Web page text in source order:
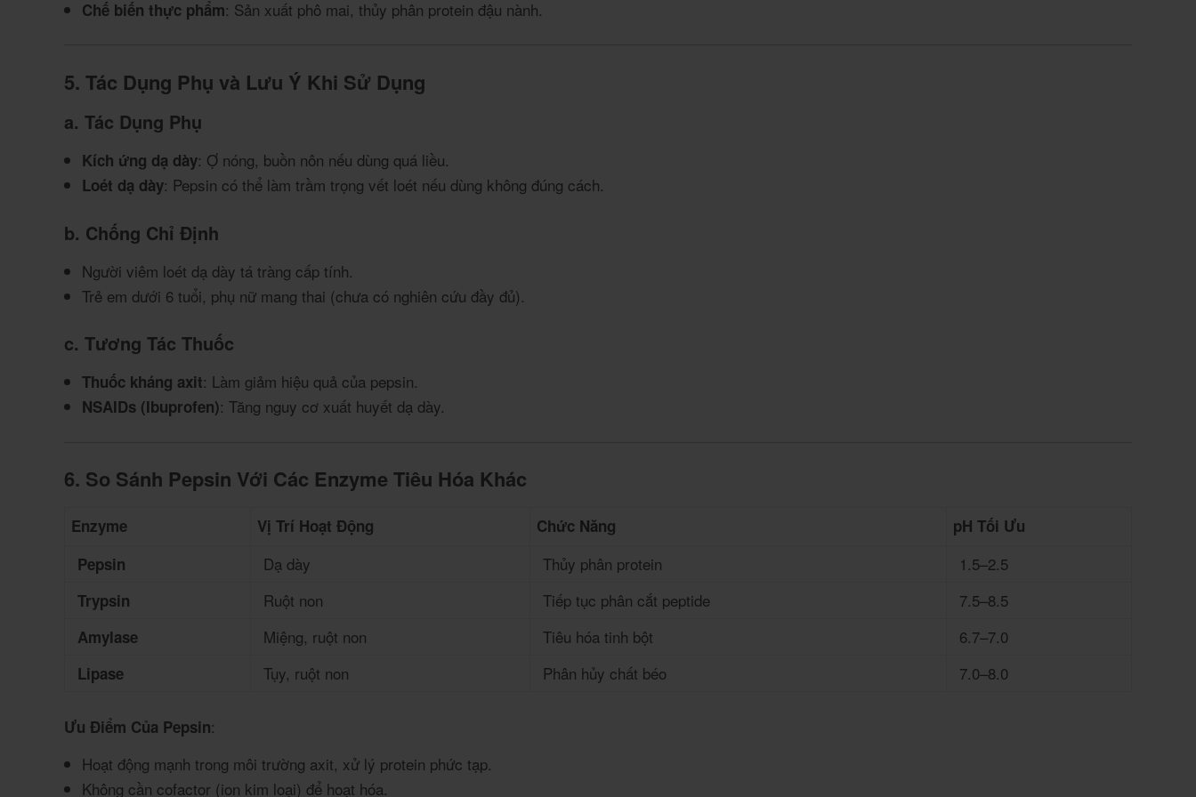
Chế biến thực phẩm: Sản xuất phô mai, thủy phân protein đậu nành.
5. Tác Dụng Phụ và Lưu Ý Khi Sử Dụng
a. Tác Dụng Phụ
Kích ứng dạ dày: Ợ nóng, buồn nôn nếu dùng quá liều.
Loét dạ dày: Pepsin có thể làm trầm trọng vết loét nếu dùng không đúng cách.
b. Chống Chỉ Định
Người viêm loét dạ dày tá tràng cấp tính.
Trẻ em dưới 6 tuổi, phụ nữ mang thai (chưa có nghiên cứu đầy đủ).
c. Tương Tác Thuốc
Thuốc kháng axit: Làm giảm hiệu quả của pepsin.
NSAIDs (Ibuprofen): Tăng nguy cơ xuất huyết dạ dày.
6. So Sánh Pepsin Với Các Enzyme Tiêu Hóa Khác
Enzyme Vị Trí Hoạt Động Chức Năng
pH Tối Ưu
Pepsin
Dạ dày Thủy phân protein 1.5–2.5
Trypsin Ruột non Tiếp tục phân cắt peptide 7.5–8.5
Amylase Miệng, ruột non Tiêu hóa tinh bột 6.7–7.0
Lipase Tụy, ruột non Phân hủy chất béo 7.0–8.0
Ưu Điểm Của Pepsin:
Hoạt động mạnh trong môi trường axit, xử lý protein phức tạp.
Không cần cofactor (ion kim loại) để hoạt hóa.